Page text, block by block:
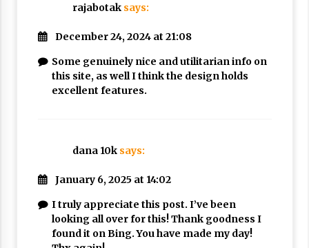
rajabotak says:
December 24, 2024 at 21:08
Some genuinely nice and utilitarian info on
this site, as well I think the design holds
excellent features.
dana 10k says:
January 6, 2025 at 14:02
I truly appreciate this post. I’ve been
looking all over for this! Thank goodness I
found it on Bing. You have made my day!